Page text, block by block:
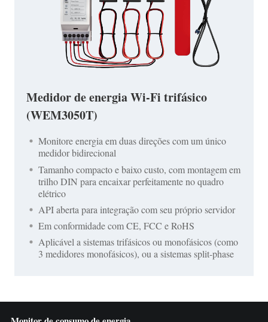
Medidor de energia Wi-Fi trifásico
(WEM3050T)
Monitore energia em duas direções com um único
medidor bidirecional
Tamanho compacto e baixo custo, com montagem em
trilho DIN para encaixar perfeitamente no quadro
elétrico
API aberta para integração com seu próprio servidor
Em conformidade com CE, FCC e RoHS
Aplicável a sistemas trifásicos ou monofásicos (como
3 medidores monofásicos), ou a sistemas split-phase